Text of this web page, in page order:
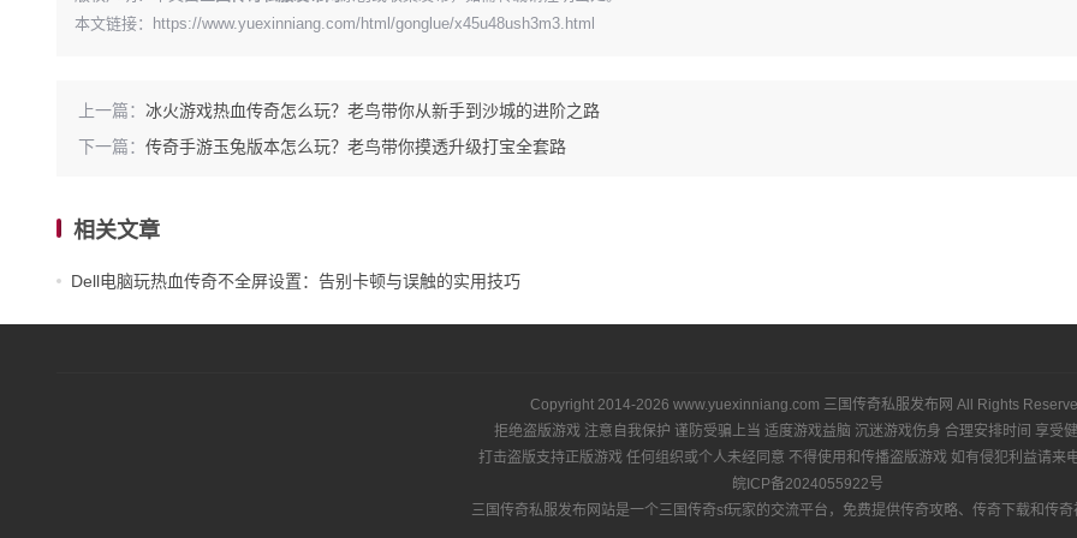
本文链接：
https://www.yuexinniang.com/html/gonglue/x45u48ush3m3.html
上一篇： 冰火游戏热血传奇怎么玩？老鸟带你从新手到沙城的进阶之路
下一篇： 传奇手游玉兔版本怎么玩？老鸟带你摸透升级打宝全套路
相关文章
Dell电脑玩热血传奇不全屏设置：告别卡顿与误触的实用技巧
Copyright 2014-2026 www.yuexinniang.com 三国传奇私服发布网 All Rights
拒绝盗版游戏 注意自我保护 谨防受骗上当 适度游戏益脑 沉迷游戏伤身 合理安排时间 享受
打击盗版支持正版游戏 任何组织或个人未经同意 不得使用和传播盗版游戏 如有侵犯利益请来
皖ICP备2024055922号
三国传奇私服发布网站是一个三国传奇sf玩家的交流平台，免费提供传奇攻略、传奇下载和传奇